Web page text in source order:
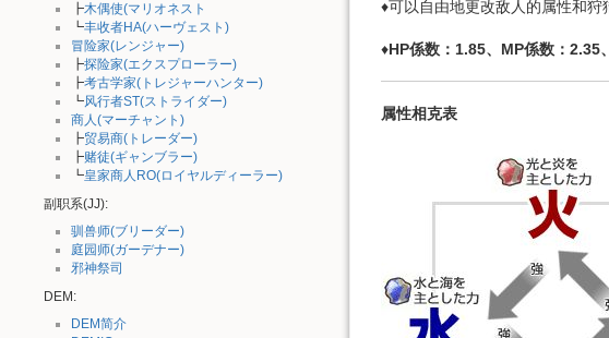
┣木偶使(マリオネスト
┗丰收者HA(ハーヴェスト)
冒险家(レンジャー)
┣探险家(エクスプローラー)
┣考古学家(トレジャーハンター)
┗风行者ST(ストライダー)
商人(マーチャント)
┣贸易商(トレーダー)
┣赌徒(ギャンブラー)
┗皇家商人RO(ロイヤルディーラー)
副职系(JJ):
驯兽师(ブリーダー)
庭园师(ガーデナー)
邪神祭司
DEM:
DEM简介
♦可以自由地更改敌人的属性和
♦HP係数：1.85、MP係数：2.35
属性相克表